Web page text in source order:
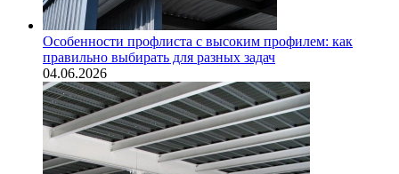
Особенности профлиста с высоким профилем: как
правильно выбирать для разных задач
04.06.2026